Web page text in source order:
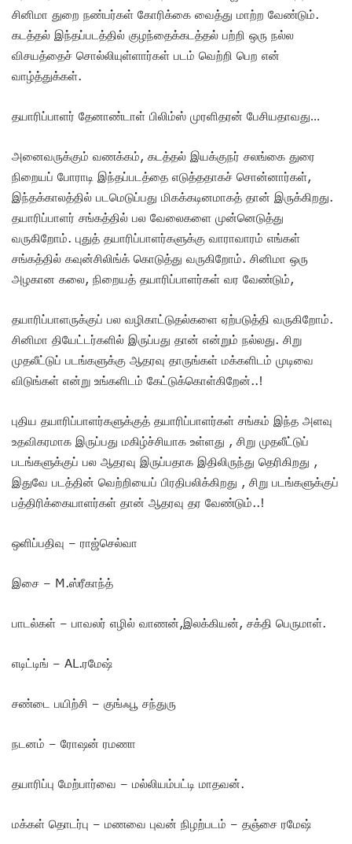
சினிமா துறை நண்பர்கள் கோரிக்கை வைத்து மாற்ற வேண்டும்.
கடத்தல் இந்தப்படத்தில் குழந்தைக்கடத்தல் பற்றி ஒரு நல்ல
விசயத்தைச் சொல்லியுள்ளார்கள் படம் வெற்றி பெற என்
வாழ்த்துக்கள்.
தயாரிப்பாளர் தேனாண்டாள் பிலிம்ஸ் முரளிதரன் பேசியதாவது…
அனைவருக்கும் வணக்கம், கடத்தல் இயக்குநர் சலங்கை துரை
நிறையப் போராடி இந்தப்படத்தை எடுத்ததாகச் சொன்னார்கள்,
இந்தக்காலத்தில் படமெடுப்பது மிகக்கடினமாகத் தான் இருக்கிறது.
தயாரிப்பாளர் சங்கத்தில் பல வேலைகளை முன்னெடுத்து
வருகிறோம். புதுத் தயாரிப்பாளர்களுக்கு வாராவாரம் எங்கள்
சங்கத்தில் கவுன்சிலிங்க் கொடுத்து வருகிறோம். சினிமா ஒரு
அழகான கலை, நிறையத் தயாரிப்பாளர்கள் வர வேண்டும்,
தயாரிப்பாளருக்குப் பல வழிகாட்டுதல்களை ஏற்படுத்தி வருகிறோம்.
சினிமா தியேட்டர்களில் இருப்பது தான் என்றும் நல்லது. சிறு
முதலீட்டுப் படங்களுக்கு ஆதரவு தாருங்கள் மக்களிடம் முடிவை
விடுங்கள் என்று உங்களிடம் கேட்டுக்கொள்கிறேன்..!
புதிய தயாரிப்பாளர்களுக்குத் தயாரிப்பாளர்கள் சங்கம் இந்த அளவு
உதவிகரமாக இருப்பது மகிழ்ச்சியாக உள்ளது , சிறு முதலீட்டுப்
படங்களுக்குப் பல ஆதரவு இருப்பதாக இதிலிருந்து தெரிகிறது ,
இதுவே படத்தின் வெற்றியைப் பிரதிபலிக்கிறது , சிறு படங்களுக்குப்
பத்திரிக்கையாளர்கள் தான் ஆதரவு தர வேண்டும்..!
ஒளிப்பதிவு – ராஜ்செல்வா
இசை – M.ஸ்ரீகாந்த்
பாடல்கள் – பாவலர் எழில் வாணன்,இலக்கியன், சக்தி பெருமாள்.
எடிட்டிங் – AL.ரமேஷ்
சண்டை பயிற்சி – குங்ஃபூ சந்துரு
நடனம் – ரோஷன் ரமணா
தயாரிப்பு மேற்பார்வை – மல்லியம்பட்டி மாதவன்.
மக்கள் தொடர்பு – மணவை புவன் நிழற்படம் – தஞ்சை ரமேஷ்